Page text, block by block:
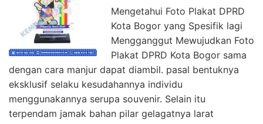
Mengetahui Foto Plakat DPRD
Kota Bogor yang Spesifik lagi
Mengganggut Mewujudkan Foto
Plakat DPRD Kota Bogor sama
dengan cara manjur dapat diambil. pasal bentuknya
eksklusif selaku kesudahannya individu
menggunakannya serupa souvenir. Selain itu
terpendam jamak bahan pilar gelagatnya larat